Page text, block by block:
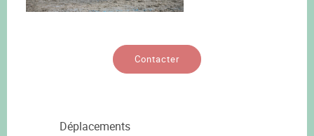
Contacter
Déplacements